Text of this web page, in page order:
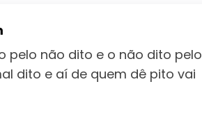
pelo não dito e o não dito pelo
dito e aí de quem dê pito vai